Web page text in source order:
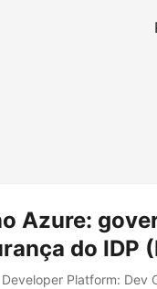
Azure:
do IDP
Platform: Dev